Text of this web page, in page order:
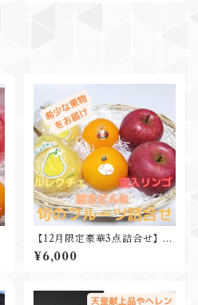
【12月限定豪華3点詰合せ】紅
まどんな ルレクチェ 蜜入りリ
ンゴ 豪華3点セット
¥6,000